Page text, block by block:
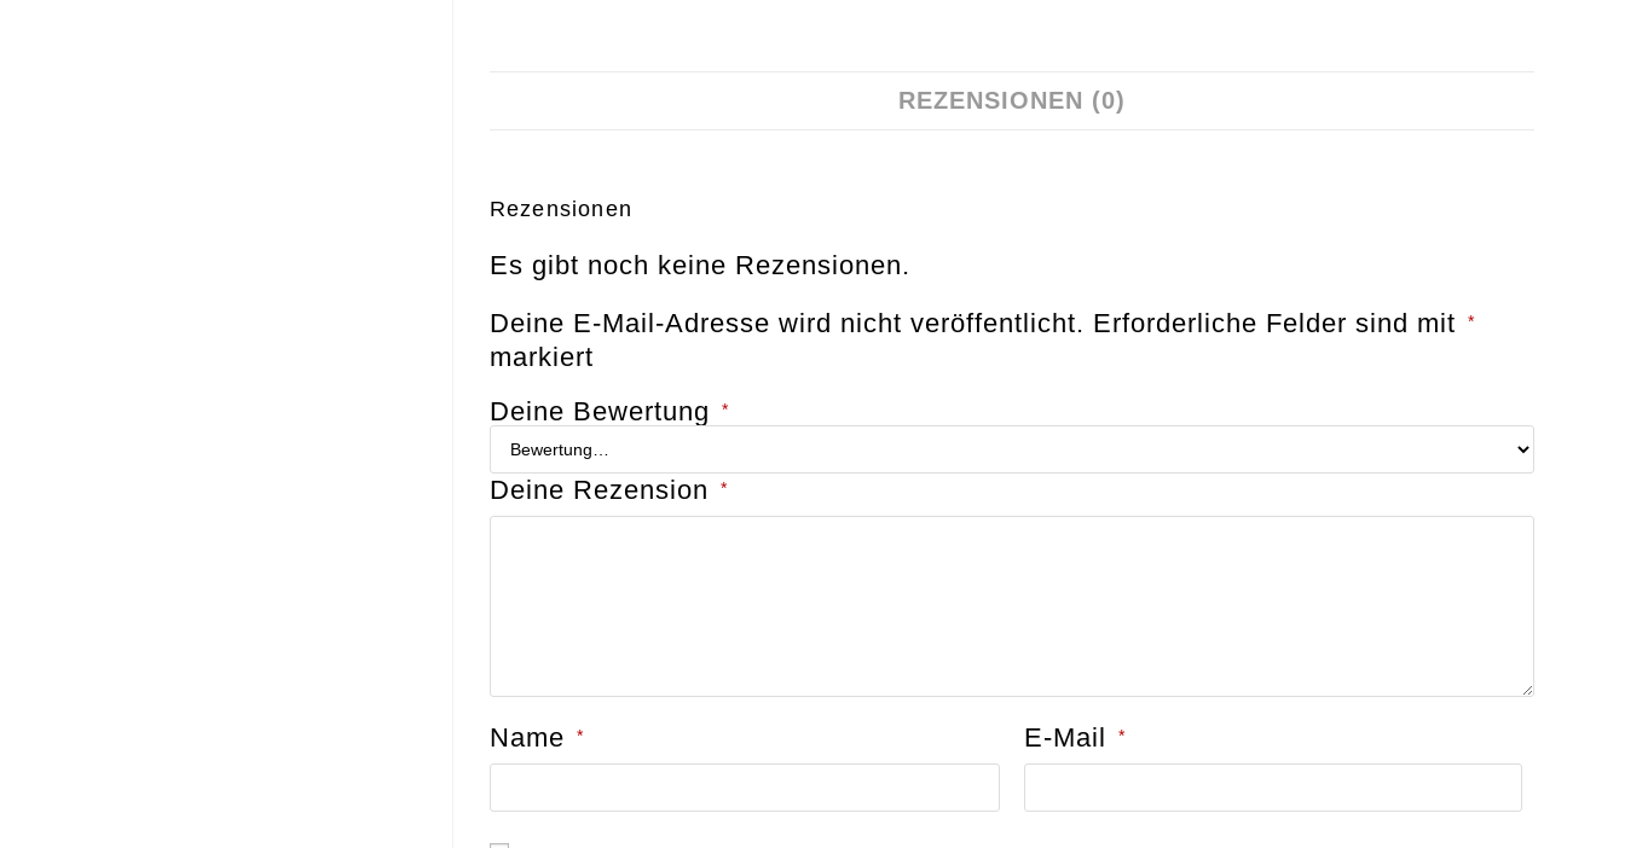
REZENSIONEN (0)
Rezensionen
Es gibt noch keine Rezensionen.
Deine E-Mail-Adresse wird nicht veröffentlicht. Erforderliche Felder sind mit *
markiert
Deine Bewertung
*
Deine Rezension *
Name * E-Mail *